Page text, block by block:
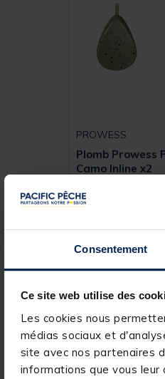
Consentement
Ce site web utilise des
Les cookies nous
médias sociaux et
site avec nos partenaires
informations que vous
PROWESS
Plomb Prowess
Camo Inline x2